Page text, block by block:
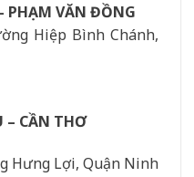
PHẠM VĂN ĐỒNG
Hiệp Bình Chánh,
– CẦN THƠ
Hưng Lợi, Quận Ninh